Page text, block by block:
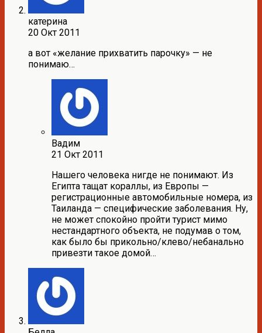
катерина
20 Окт 2011
а вот «желание прихватить парочку» — не
понимаю…
Вадим
21 Окт 2011
Нашего человека нигде не понимают. Из
Египта тащат кораллы, из Европы —
регистрационные автомобильные номера, из
Таиланда — специфические заболевания. Ну,
не может спокойно пройти турист мимо
нестандартного объекта, не подумав о том,
как было бы прикольно/клево/небанально
привезти такое домой…